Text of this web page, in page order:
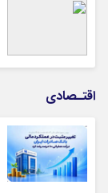
اقتـصادی